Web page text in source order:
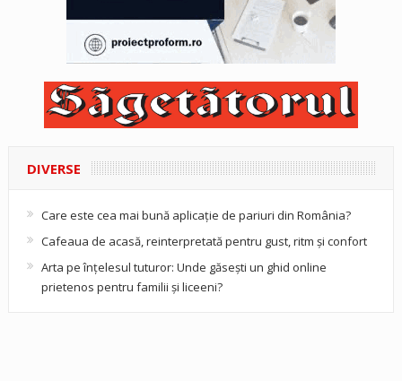
DIVERSE
Care este cea mai bună aplicație de pariuri din România?
Cafeaua de acasă, reinterpretată pentru gust, ritm și confort
Arta pe înțelesul tuturor: Unde găsești un ghid online
prietenos pentru familii și liceeni?